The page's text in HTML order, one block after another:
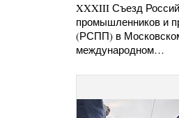
XXXIII Съезд
промышленников и
(РСПП) в
международном…